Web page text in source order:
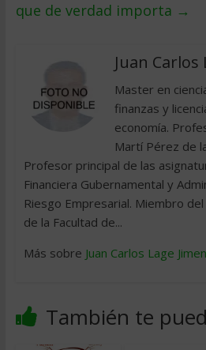
que de verdad importa →
Juan Carlos
Master en
finanzas y
economía.
Martí Pérez de
Profesor principal de las
Financiera Gubernamental y
Riesgo Empresarial. Miembro
de la Facultad de...
Más sobre Juan Carlos Lage
También te